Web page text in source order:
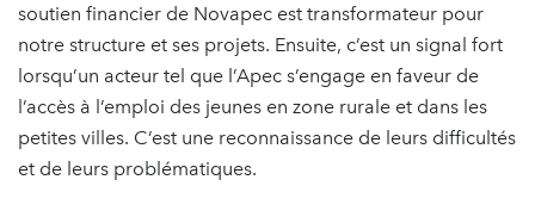
soutien financier de Novapec est transformateur pour
notre structure et ses projets. Ensuite, c’est un signal fort
lorsqu’un acteur tel que l’Apec s’engage en faveur de
l’accès à l’emploi des jeunes en zone rurale et dans les
petites villes. C’est une reconnaissance de leurs difficultés
et de leurs problématiques.